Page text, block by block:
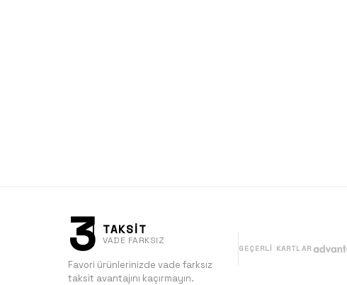
3 TAKSİT
VADE FARKSIZ
Favori ürünlerinizde vade farksız
taksit avantajını kaçırmayın.
GEÇERLI KARTLAR